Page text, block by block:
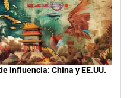
influencia: China y EE.UU.